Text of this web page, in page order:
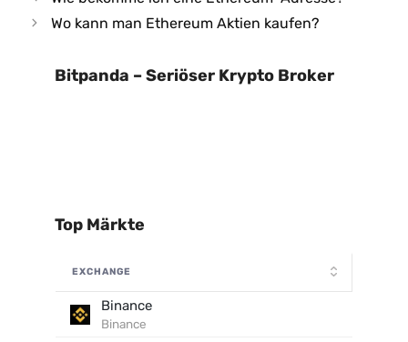
Wo kann man Ethereum Aktien kaufen?
Bitpanda – Seriöser Krypto Broker
Top Märkte
EXCHANGE
Binance
Binance